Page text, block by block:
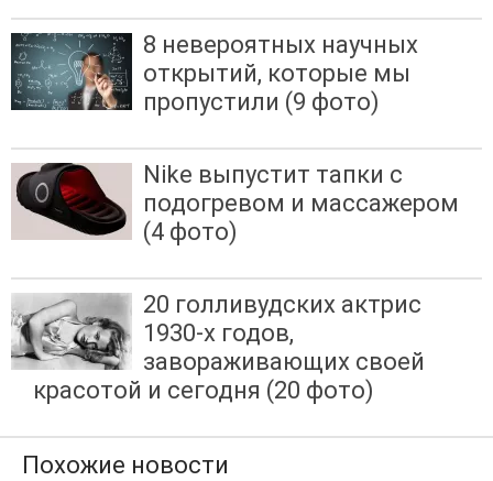
8 невероятных научных
открытий, которые мы
пропустили (9 фото)
Nike выпустит тапки с
подогревом и массажером
(4 фото)
20 голливудских актрис
1930-х годов,
завораживающих своей
красотой и сегодня (20 фото)
Похожие новости